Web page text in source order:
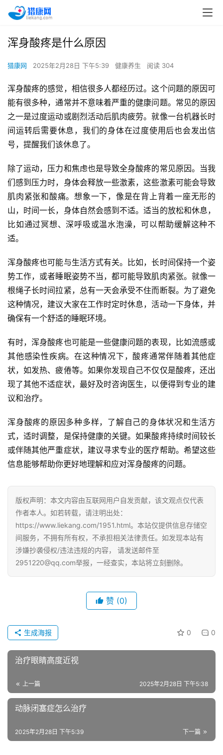
浑身酸疼是什么原因
猎康网 2025年2月28日 下午5:39 健康养生 阅读 304
浑身酸疼的感觉，相信很多人都经历过。这个问题的原因可
能有很多种，通常并不意味着严重的健康问题。常见的原因
之一是过度运动或剧烈活动后肌肉疲劳。就像一台机器长时
间运转后需要休息，我们的身体在过度使用后也会发出信
号，提醒我们该休息了。
除了运动，压力和焦虑也是导致全身酸疼的常见原因。当我
们感到压力时，身体会释放一些激素，这些激素可能会导致
肌肉紧张和酸痛。想象一下，像是在背上背着一座无形的
山，时间一长，身体自然会感到不适。适当的放松和休息，
比如通过冥想、深呼吸或温水泡澡，可以帮助缓解这种不
适。
浑身酸疼也可能与生活方式有关。比如，长时间保持一个姿
势工作，或者睡眠姿势不当，都可能导致肌肉紧张。就像一
根绳子长时间拉紧，总有一天会承受不住而断裂。为了避免
这种情况，建议大家在工作时定时休息，活动一下身体，并
确保有一个舒适的睡眠环境。
有时，浑身酸疼也可能是一些健康问题的表现，比如流感或
其他感染性疾病。在这种情况下，酸疼通常伴随着其他症
状，如发热、疲倦等。如果你发现自己不仅仅是酸疼，还出
现了其他不适症状，最好及时咨询医生，以便得到专业的建
议和治疗。
浑身酸疼的原因多种多样，了解自己的身体状况和生活方
式，适时调整，是保持健康的关键。如果酸疼持续时间较长
或伴随其他严重症状，建议寻求专业的医疗帮助。希望这些
信息能够帮助你更好地理解和应对浑身酸疼的问题。
版权声明：本文内容由互联网用户自发贡献，该文观点仅代表
作者本人。如若转载，请注明出处：
https://www.liekang.com/1951.html。本站仅提供信息存储空
间服务，不拥有所有权，不承担相关法律责任。如发现本站有
涉嫌抄袭侵权/违法违规的内容， 请发送邮件至
2951220@qq.com举报，一经查实，本站将立刻删除。
赞 (0)
0 0
生成海报
治疗眼睛高度近视
上一篇 2025年2月28日 下午5:38
动脉闭塞症怎么治疗
下一篇
2025年2月28日 下午5:39